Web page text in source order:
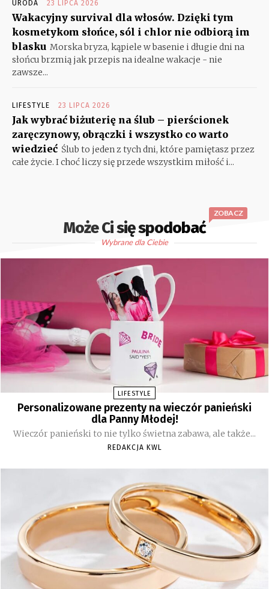
URODA 23 LIPCA 2026
Wakacyjny survival dla włosów. Dzięki tym
kosmetykom słońce, sól i chlor nie odbiorą im
blasku Morska bryza, kąpiele w basenie i długie dni na
słońcu brzmią jak przepis na idealne wakacje - nie
zawsze...
LIFESTYLE 23 LIPCA 2026
Jak wybrać biżuterię na ślub – pierścionek
zaręczynowy, obrączki i wszystko co warto
wiedzieć Ślub to jeden z tych dni, które pamiętasz przez
całe życie. I choć liczy się przede wszystkim miłość i...
Może Ci się spodobać
ZOBACZ
Wybrane dla Ciebie
LIFESTYLE
Personalizowane prezenty na wieczór panieński
dla Panny Młodej!
Wieczór panieński to nie tylko świetna zabawa, ale także...
REDAKCJA KWL